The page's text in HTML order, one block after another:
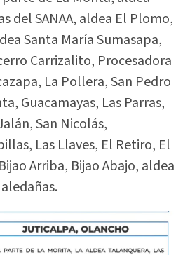
del SANAA, aldea El Plomo,
Santa María Sumasapa,
Carrizalito, Procesadora
La Pollera, San Pedro
Guacamayas, Las Parras,
San Nicolás,
Las Llaves, El Retiro, El
Arriba, Bijao Abajo, aldea